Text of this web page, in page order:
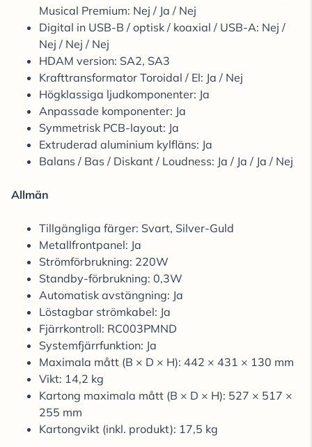
Musical Premium: Nej / Ja / Nej
Digital in USB-B / optisk / koaxial / USB-A: Nej /
Nej / Nej / Nej
HDAM version: SA2, SA3
Krafttransformator Toroidal / El: Ja / Nej
Högklassiga ljudkomponenter: Ja
Anpassade komponenter: Ja
Symmetrisk PCB-layout: Ja
Extruderad aluminium kylfläns: Ja
Balans / Bas / Diskant / Loudness: Ja / Ja / Ja / Nej
Allmän
Tillgängliga färger: Svart, Silver-Guld
Metallfrontpanel: Ja
Strömförbrukning: 220W
Standby-förbrukning: 0,3W
Automatisk avstängning: Ja
Löstagbar strömkabel: Ja
Fjärrkontroll: RC003PMND
Systemfjärrfunktion: Ja
Maximala mått (B × D × H): 442 × 431 × 130 mm
Vikt: 14,2 kg
Kartong maximala mått (B × D × H): 527 × 517 ×
255 mm
Kartongvikt (inkl. produkt): 17,5 kg